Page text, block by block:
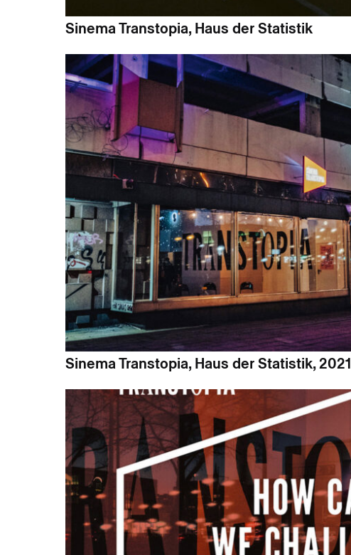
Sinema Transtopia, Haus der Statistik
Sinema Transtopia, Haus der Statistik, 2021